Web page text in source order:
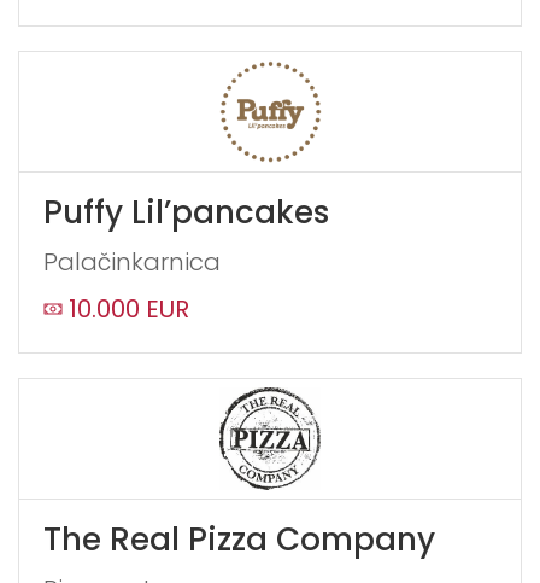
Puffy Lil’pancakes
Palačinkarnica
10.000 EUR
The Real Pizza Company